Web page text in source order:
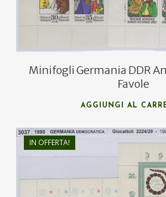
Minifogli Germania DDR
Favole
AGGIUNGI AL
IN OFFERTA!
8,50